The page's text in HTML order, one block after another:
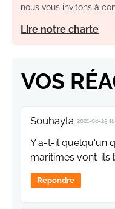
nous vous invitons à
Lire notre charte
VOS
Souhayla 2021-06-25
Y a-t-il quelqu'un
maritimes vont-ils
Répondre